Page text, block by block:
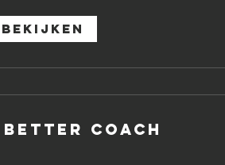
Better Coach